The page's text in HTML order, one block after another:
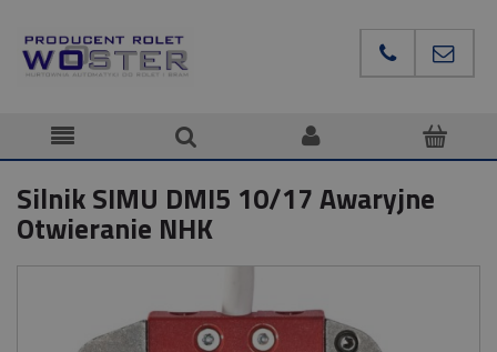
Silnik SIMU DMI5 10/17 Awaryjne
Otwieranie NHK